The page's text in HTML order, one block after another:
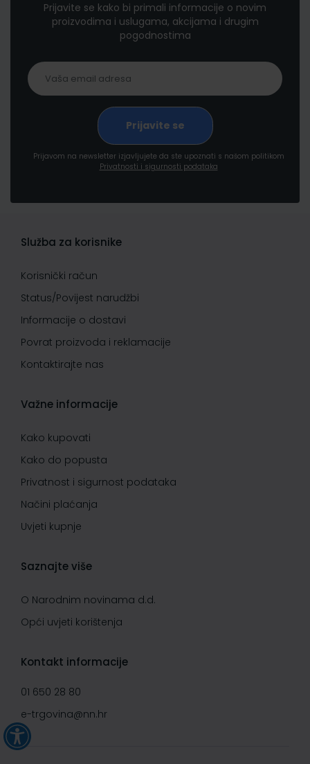
Prijavite se kako bi primali informacije o novim
proizvodima i uslugama, akcijama i drugim
pogodnostima
Prijavom na newsletter izjavljujete da ste upoznati s našom politikom
Privatnosti i sigurnosti podataka
Služba za korisnike
Korisnički račun
Status/Povijest narudžbi
Informacije o dostavi
Povrat proizvoda i reklamacije
Kontaktirajte nas
Važne informacije
Kako kupovati
Kako do popusta
Privatnost i sigurnost podataka
Načini plaćanja
Uvjeti kupnje
Saznajte više
O Narodnim novinama d.d.
Opći uvjeti korištenja
Kontakt informacije
01 650 28 80
e-trgovina@nn.hr